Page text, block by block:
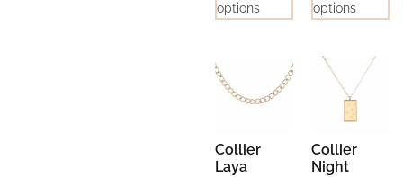
options
options
Collier
Laya
Collier
Night